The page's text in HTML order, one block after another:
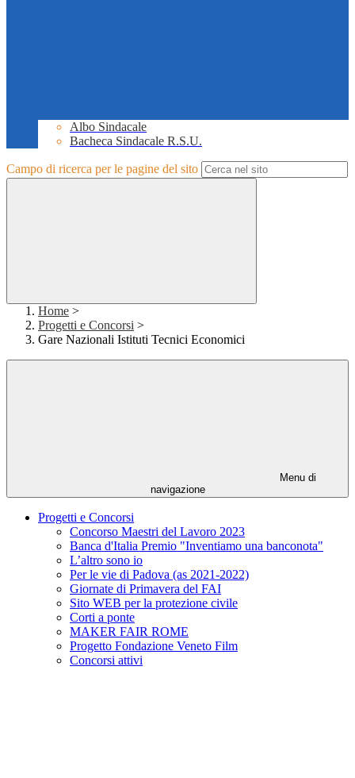
Albo Sindacale
Bacheca Sindacale R.S.U.
Campo di ricerca per le pagine del sito
Home >
Progetti e Concorsi >
Gare Nazionali Istituti Tecnici Economici
Menu di
navigazione
Progetti e Concorsi
Concorso Maestri del Lavoro 2023
Banca d'Italia Premio "Inventiamo una banconota"
L’altro sono io
Per le vie di Padova (as 2021-2022)
Giornate di Primavera del FAI
Sito WEB per la protezione civile
Corti a ponte
MAKER FAIR ROME
Progetto Fondazione Veneto Film
Concorsi attivi